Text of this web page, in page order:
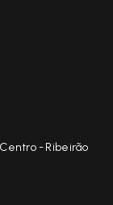
- Ribeirão